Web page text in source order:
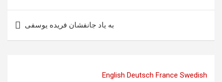
به یاد جانفشان فریده یوسفی
English Deutsch France Swedish